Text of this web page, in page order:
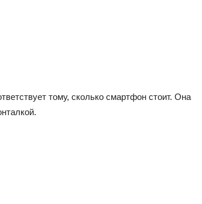
тому, сколько смартфон стоит. Она